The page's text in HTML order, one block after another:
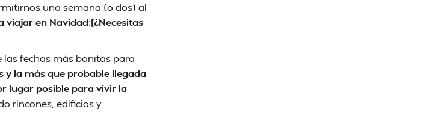
una semana (o dos) al
viajar en Navidad:[¿Necesitas
las fechas más bonitas para
y la más que probable llegada
lugar posible para vivir la
rincones, edificios y